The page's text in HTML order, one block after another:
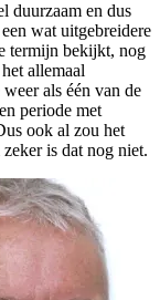
duurzaam en dus
wat uitgebreidere
termijn bekijkt, nog
allemaal
als één van de
periode met
ook al zou het
is dat nog niet.